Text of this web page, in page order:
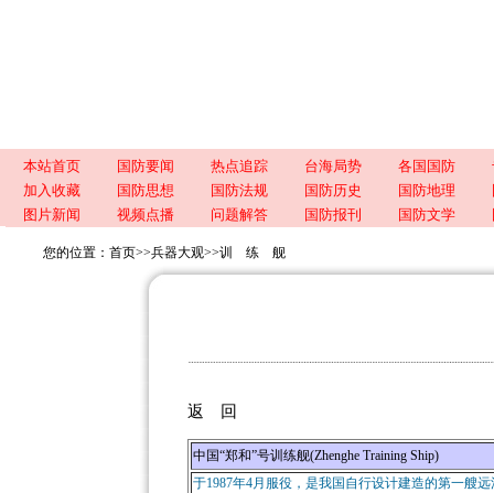
本站首页 国防要闻 热点追踪 台海局势 各国国防
加入收藏
国防思想 国防法规 国防历史 国防地理
图片新闻
视频点播 问题解答 国防报刊 国防文学
您的位置： 首页>>兵器大观>>训 练 舰
返 回
中国“郑和”号训练舰(Zhenghe Training Ship)
于1987年4月服役，是我国自行设计建造的第一艘